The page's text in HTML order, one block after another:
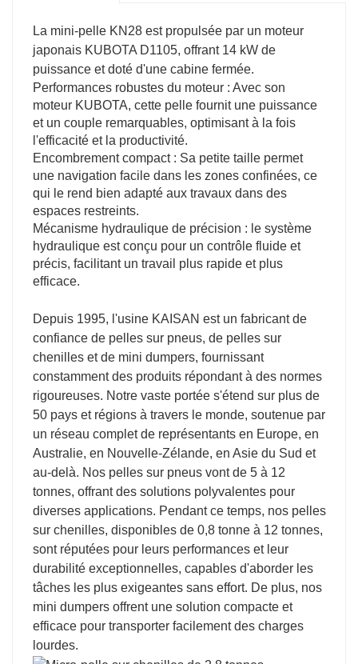
La mini-pelle KN28 est propulsée par un moteur
japonais KUBOTA D1105, offrant 14 kW de
puissance et doté d'une cabine fermée.
Performances robustes du moteur : Avec son
moteur KUBOTA, cette pelle fournit une puissance
et un couple remarquables, optimisant à la fois
l'efficacité et la productivité.
Encombrement compact : Sa petite taille permet
une navigation facile dans les zones confinées, ce
qui le rend bien adapté aux travaux dans des
espaces restreints.
Mécanisme hydraulique de précision : le système
hydraulique est conçu pour un contrôle fluide et
précis, facilitant un travail plus rapide et plus
efficace.
Depuis 1995, l'usine KAISAN est un fabricant de
confiance de pelles sur pneus, de pelles sur
chenilles et de mini dumpers, fournissant
constamment des produits répondant à des normes
rigoureuses. Notre vaste portée s'étend sur plus de
50 pays et régions à travers le monde, soutenue par
un réseau complet de représentants en Europe, en
Australie, en Nouvelle-Zélande, en Asie du Sud et
au-delà. Nos pelles sur pneus vont de 5 à 12
tonnes, offrant des solutions polyvalentes pour
diverses applications. Pendant ce temps, nos pelles
sur chenilles, disponibles de 0,8 tonne à 12 tonnes,
sont réputées pour leurs performances et leur
durabilité exceptionnelles, capables d'aborder les
tâches les plus exigeantes sans effort. De plus, nos
mini dumpers offrent une solution compacte et
efficace pour transporter facilement des charges
lourdes.